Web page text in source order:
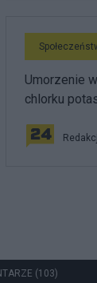
Umorzenie
chlorku
(103)